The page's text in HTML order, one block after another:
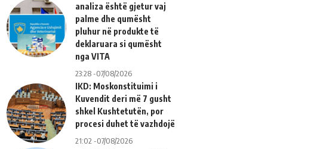
analiza është gjetur vaj
palme dhe qumësht
pluhur në produkte të
deklaruara si qumësht
nga VITA
23:28 -07/08/2026
IKD: Moskonstituimi i
Kuvendit deri më 7 gusht
shkel Kushtetutën, por
procesi duhet të vazhdojë
21:02 -07/08/2026